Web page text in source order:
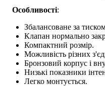
Особливості:
Збалансоване за
Клапан нормально
Компактний розмір.
Можливість різних
Бронзовий корпус і
Низькі показники
Легко монтується.